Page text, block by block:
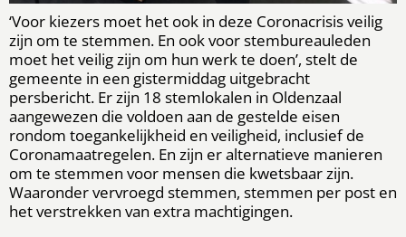
‘Voor kiezers moet het ook in deze Coronacrisis veilig
zijn om te stemmen. En ook voor stembureauleden
moet het veilig zijn om hun werk te doen’, stelt de
gemeente in een gistermiddag uitgebracht
persbericht. Er zijn 18 stemlokalen in Oldenzaal
aangewezen die voldoen aan de gestelde eisen
rondom toegankelijkheid en veiligheid, inclusief de
Coronamaatregelen. En zijn er alternatieve manieren
om te stemmen voor mensen die kwetsbaar zijn.
Waaronder vervroegd stemmen, stemmen per post en
het verstrekken van extra machtigingen.